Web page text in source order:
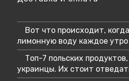
Вот что происходит,
лимонную воду каждое утро
Топ-7 польских
украинцы. Их стоит